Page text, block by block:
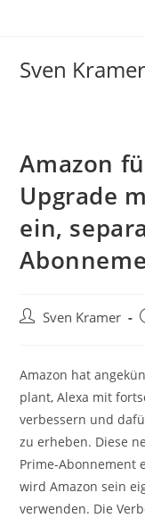
Sven Kramer
Amazon
Upgrade
ein,
Sven Kramer
Amazon hat
plant, Alexa mit
verbessern und
zu erheben. Diese
Prime-Abonnement
wird Amazon sein
verwenden. Die